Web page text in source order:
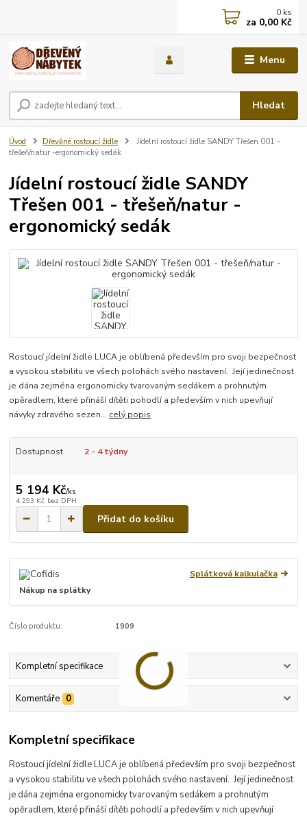
Menu
Hledat
0 ks
za 0,00 Kč
Úvod Dřevěné rostoucí židle
Jídelní rostoucí židle SANDY Třešen 001 -
třešeň/natur -ergonomický sedák
Jídelní rostoucí židle SANDY
Třešen 001 - třešeň/natur -
ergonomický sedák
Rostoucí jídelní židle LUCA je oblíbená především pro svoji bezpečnost
a vysokou stabilitu ve všech polohách svého nastavení. Její jedinečnost
je dána zejména ergonomicky tvarovaným sedákem a prohnutým
opěradlem, které přináší dítěti pohodlí a především v nich upevňují
návyky zdravého sezen... celý popis
Dostupnost 2 - 4 týdny
5 194 Kč/ks
4 293 Kč bez DPH
Přidat do košíku
Splátková kalkulačka
Nákup na splátky
Číslo produktu: 1909
Kompletní specifikace
Komentáře 0
Kompletní specifikace
Rostoucí jídelní židle LUCA je oblíbená především pro svoji bezpečnost
a vysokou stabilitu ve všech polohách svého nastavení. Její jedinečnost
je dána zejména ergonomicky tvarovaným sedákem a prohnutým
opěradlem, které přináší dítěti pohodlí a především v nich upevňují